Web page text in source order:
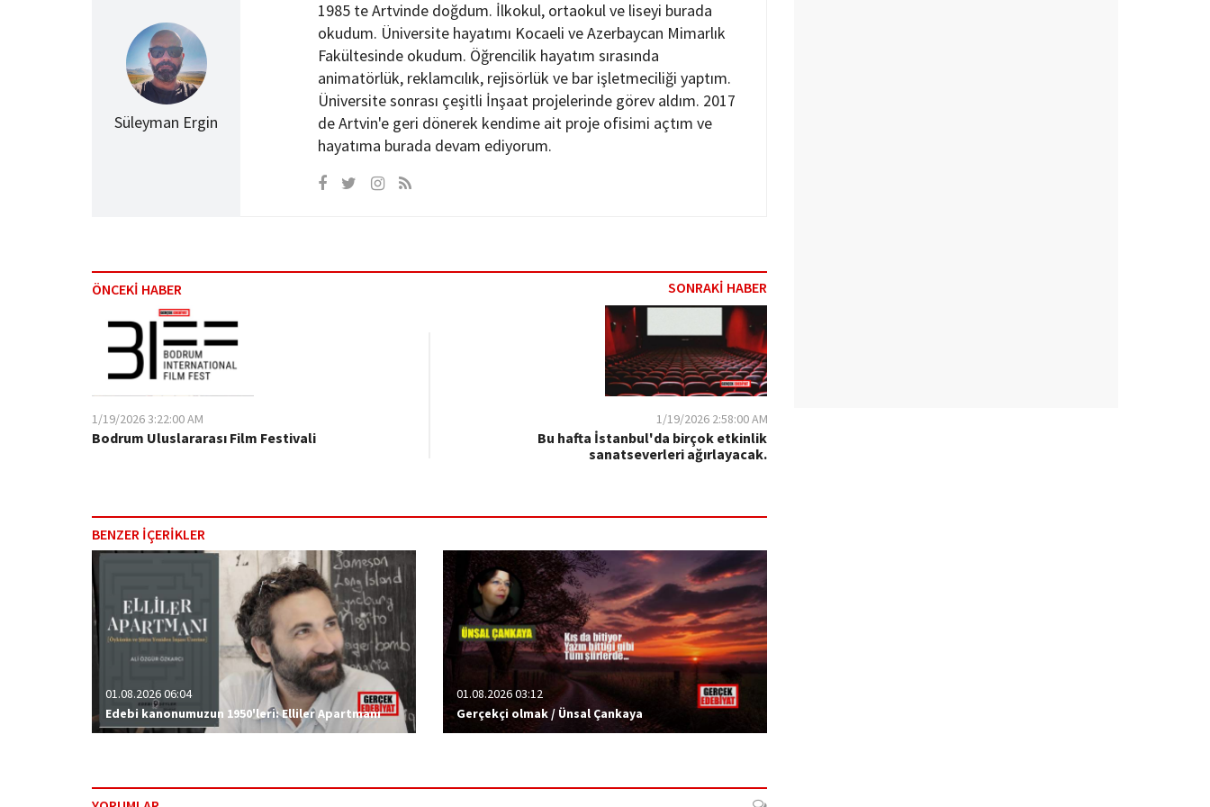
Süleyman Ergin
1985 te Artvinde doğdum. İlkokul, ortaokul ve liseyi burada
okudum. Üniversite hayatımı Kocaeli ve Azerbaycan Mimarlık
Fakültesinde okudum. Öğrencilik hayatım sırasında
animatörlük, reklamcılık, rejisörlük ve bar işletmeciliği yaptım.
Üniversite sonrası çeşitli İnşaat projelerinde görev aldım. 2017
de Artvin'e geri dönerek kendime ait proje ofisimi açtım ve
hayatıma burada devam ediyorum.
ÖNCEKİ HABER SONRAKİ HABER
1/19/2026 3:22:00 AM
Bodrum Uluslararası Film Festivali
1/19/2026 2:58:00 AM
Bu hafta İstanbul'da birçok etkinlik
sanatseverleri ağırlayacak.
BENZER İÇERİKLER
01.08.2026 06:04
Edebi kanonumuzun 1950'leri: Elliler Apartmanı
01.08.2026 03:12
Gerçekçi olmak / Ünsal Çankaya